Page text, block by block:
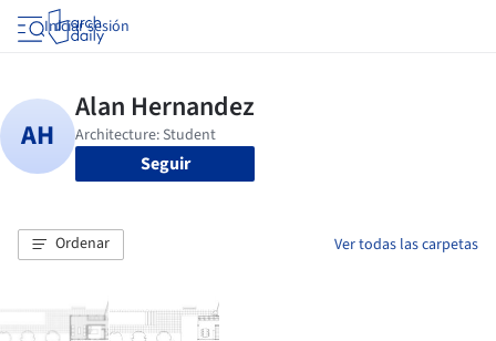
Iniciar sesión
Seguir
Ordenar Ver todas las carpetas